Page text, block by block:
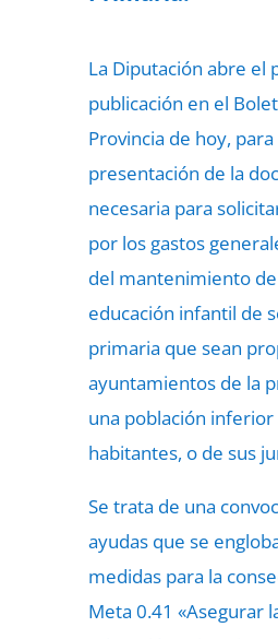
La Diputación abre el
publicación en el
Provincia de hoy, para
presentación de la
necesaria para
por los gastos
del mantenimiento
educación infantil de
primaria que sean
ayuntamientos de la
una población inferior
habitantes, o de sus
Se trata de una
ayudas que se
medidas para la
Meta 0.41 «Asegurar